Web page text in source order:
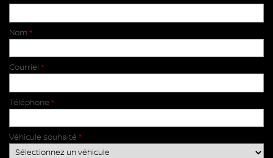
Nom *
Courriel *
Téléphone *
Véhicule souhaité *